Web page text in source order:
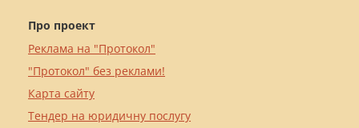
Про проект
Реклама на "Протокол"
"Протокол" без реклами!
Карта сайту
Тендер на юридичну послугу